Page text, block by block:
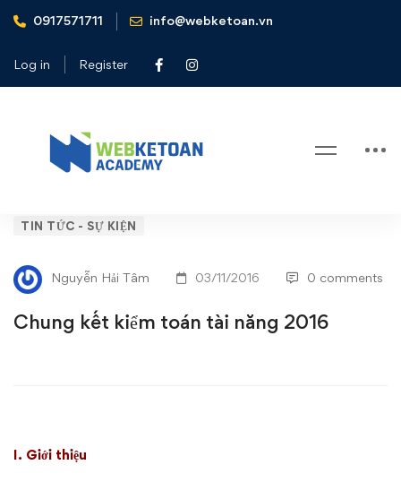
0917571711 info@webketoan.vn
Log in Register
Home
Tin tức - Sự kiện
Chung
kết
kiểm
2016
TIN TỨC - SỰ KIỆN
Nguyễn Hải Tâm 03/11/2016 0 comments
Chung kết kiểm toán tài năng 2016
I. Giới thiệu